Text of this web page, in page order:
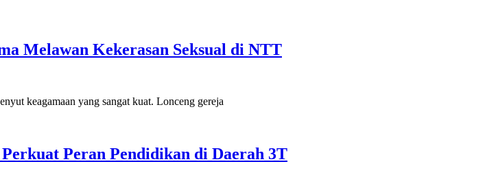
Melawan Kekerasan Seksual di NTT
keagamaan yang sangat kuat. Lonceng gereja
Peran Pendidikan di Daerah 3T